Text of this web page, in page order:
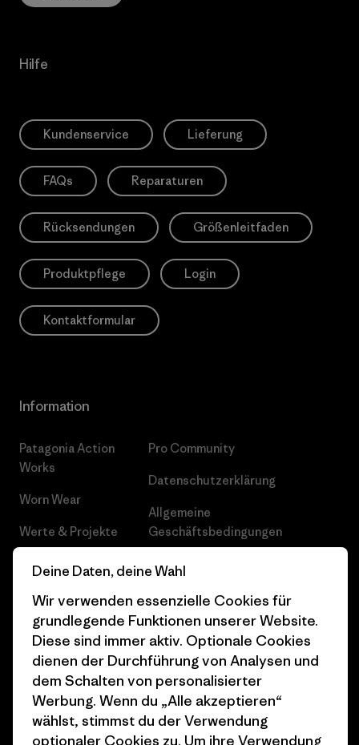
Hilfe
Kundenservice Lieferung
FAQs Reparaturen
Rücksendungen Größenleitfaden
Produktpflege Login
Kontaktformular
Information
Patagonia Action
Works
Worn Wear
Werte & Projekte
Progress Report
Business Unusual
Klimaziele
1% For The Planet
Wie wir finanzieren
Geschenkgutscheine
Pro Community
Datenschutzerklärung
Allgemeine
Geschäftsbedingungen
Cookie Einstellungen
Karriere
Pressekontakt
Industry program
Affiliate-Programm
Patagonia Schweiz
Deine Daten, deine Wahl
Wir verwenden essenzielle Cookies für
grundlegende Funktionen unserer Website.
Diese sind immer aktiv. Optionale Cookies
dienen der Durchführung von Analysen und
dem Schalten von personalisierter
Werbung. Wenn du „Alle akzeptieren“
wählst, stimmst du der Verwendung
optionaler Cookies zu. Um ihre Verwendung